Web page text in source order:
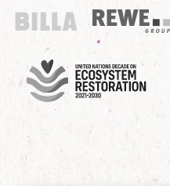
Billa
REWE Group
UN Decade